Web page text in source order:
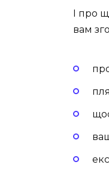
І про
вам